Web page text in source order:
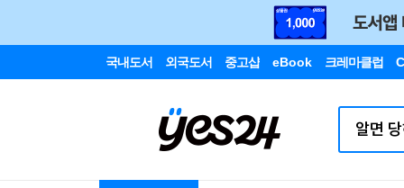
국내도서 외국도서 중고샵 eBook 크레마클럽